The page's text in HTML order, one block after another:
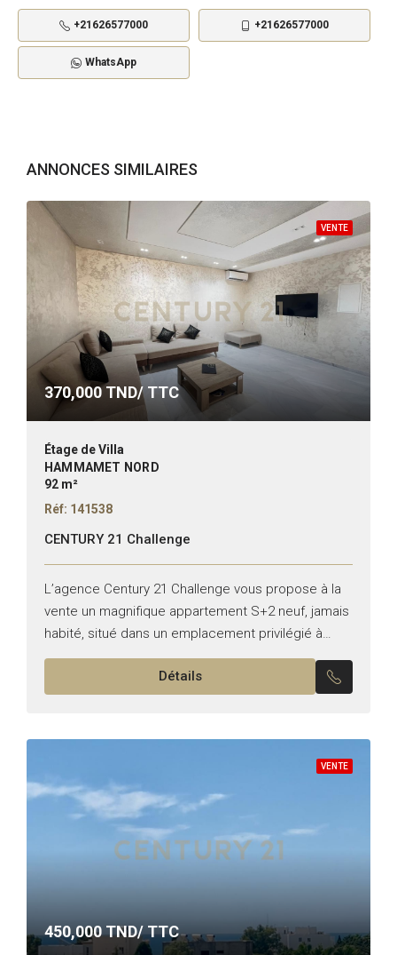
+21626577000 +21626577000
WhatsApp
ANNONCES SIMILAIRES
VENTE
370,000 TND/ TTC
Étage de Villa
HAMMAMET NORD
92 m²
Réf: 141538
CENTURY 21 Challenge
L’agence Century 21 Challenge vous propose à la
vente un magnifique appartement S+2 neuf, jamais
habité, situé dans un emplacement privilégié à
Hammamet Nord – côté Badira, à quelques
Détails
VENTE
450,000TND/ TTC